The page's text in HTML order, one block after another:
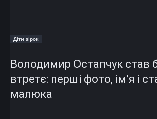
Діти зірок
Володимир Остапчук став
втретє: перші фото, ім’я і
малюка